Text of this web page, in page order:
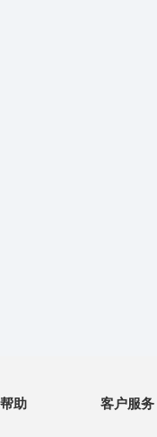
帮助 客户服务